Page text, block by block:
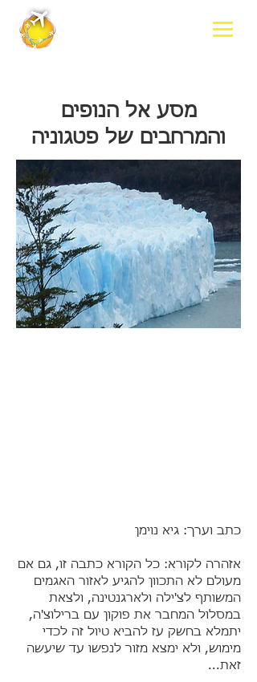
מסע אל הנופים
והמרחבים של פטגוניה
כתב וערך: גיא נוימן
אזהרה לקורא: כל הקורא כתבה זו, גם אם
מעולם לא התכוון להגיע לאזור האגמים
המשותף לצ'ילה ולארגנטינה, ולצאת
במסלול המחבר את פוקון עם ברילוצ'ה,
יתמלא בחשק עז להביא טיול זה לכדי
מימוש, ולא ימצא מזור לנפשו עד שיעשה
זאת...